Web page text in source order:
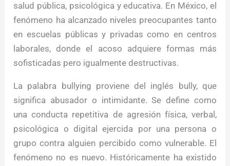
salud pública, psicológica y educativa. En México, el
fenómeno ha alcanzado niveles preocupantes tanto
en escuelas públicas y privadas como en centros
laborales, donde el acoso adquiere formas más
sofisticadas pero igualmente destructivas.
La palabra bullying proviene del inglés bully, que
significa abusador o intimidante. Se define como
una conducta repetitiva de agresión física, verbal,
psicológica o digital ejercida por una persona o
grupo contra alguien percibido como vulnerable. El
fenómeno no es nuevo. Históricamente ha existido